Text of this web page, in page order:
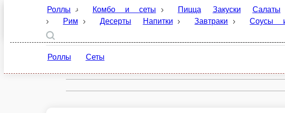
Выборг
Настройки
Роллы Комбо и сеты Пицца Закуски Салаты Wok
Десерты
Напитки Завтраки Соусы и другое
Роллы Сеты